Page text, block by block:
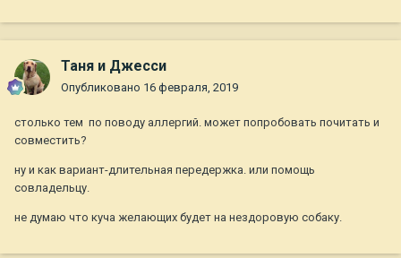
Таня и Джесси
Опубликовано 16 февраля, 2019
столько тем по поводу аллергий. может попробовать почитать и
совместить?
ну и как вариант-длительная передержка. или помощь
совладельцу.
не думаю что куча желающих будет на нездоровую собаку.